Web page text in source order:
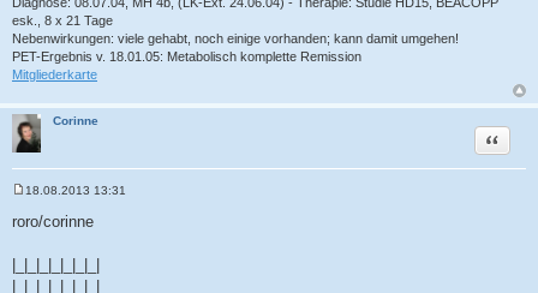
esk., 8 x 21 Tage
Nebenwirkungen: viele gehabt, noch einige vorhanden; kann damit umgehen!
PET-Ergebnis v. 18.01.05: Metabolisch komplette Remission
Mitgliederkarte
Corinne
Zitat
i
r
a
18.08.2013 13:31
roro/corinne